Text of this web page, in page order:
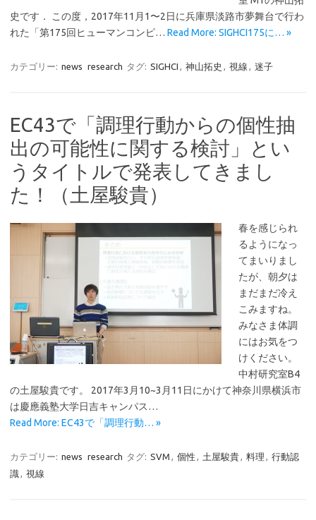
史です． この度，2017年11月1〜2日に兵庫県淡路市夢舞台で行わ
れた「第175回ヒューマンコンピ… Read More: SIGHCI175に… »
カテゴリー: news research タグ: SIGHCI , 神山拓史 , 視線 , 迷子
EC43で「調理行動からの個性抽
出の可能性に関する検討」とい
うタイトルで発表してきまし
た！（土屋駿貴）
春を感じられ
るようになっ
てまいりまし
たが、朝夕は
まだまだ冷え
こみますね。
みなさま体調
にはお気をつ
けください。
中村研究室B4
の土屋駿貴です。 2017年3月10~3月11日にかけて神奈川県横浜市
は慶應義塾大学日吉キャンパス…
Read More: EC43で「調理行動… »
カテゴリー: news research タグ: SVM , 個性 , 土屋駿貴, 料理 , 行動認
識, 視線